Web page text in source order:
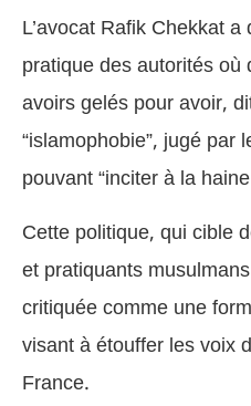
L’avocat Rafik Chekkat
pratique des autorités
avoirs gelés pour avoir,
“islamophobie”, jugé
pouvant “inciter à la
Cette politique, qui cible
et pratiquants
critiquée comme une
visant à étouffer les voix
France.